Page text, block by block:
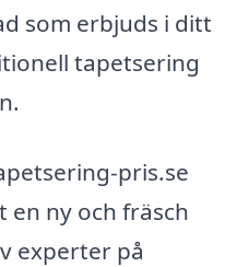
som erbjuds i ditt
tapetsering
pris.se
en ny och fräsch
experter på